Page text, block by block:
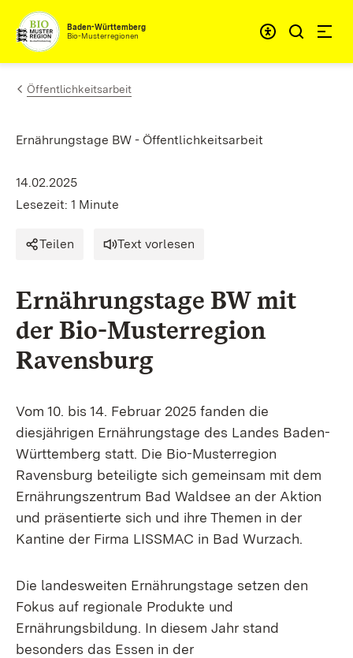
Zum Inhalt springen
Baden-Württemberg
Bio-Musterregionen
Öffentlichkeitsarbeit
Ernährungstage BW - Öffentlichkeitsarbeit
14.02.2025
Lesezeit: 1 Minute
Teilen Text vorlesen
Ernährungstage BW mit
der Bio-Musterregion
Ravensburg
Vom 10. bis 14. Februar 2025 fanden die
diesjährigen Ernährungstage des Landes Baden-
Württemberg statt. Die Bio-Musterregion
Ravensburg beteiligte sich gemeinsam mit dem
Ernährungszentrum Bad Waldsee an der Aktion
und präsentierte sich und ihre Themen in der
Kantine der Firma LISSMAC in Bad Wurzach.
Die landesweiten Ernährungstage setzen den
Fokus auf regionale Produkte und
Ernährungsbildung. In diesem Jahr stand
besonders das Essen in der